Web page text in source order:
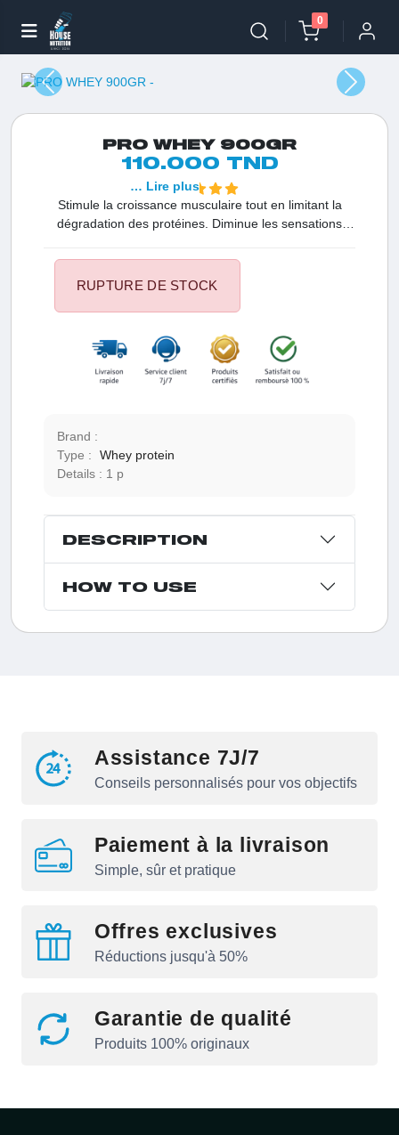
0
PRO WHEY 900GR
110.000 TND
Stimule la croissance musculaire tout en limitant la
dégradation des protéines. Diminue les sensations
physique. Encourage la sécrétion de l'hormone de
croissance (GH). Prévient le surmenage lors de
plus rapide des réserves de glycogène après
l'endurance.
… Lire plus
RUPTURE DE STOCK
Brand :
Type :
Whey protein
Details :
1 p
DESCRIPTION
HOW TO USE
Assistance 7J/7
Conseils personnalisés pour vos objectifs
Paiement à la livraison
Simple, sûr et pratique
Offres exclusives
Réductions jusqu'à 50%
Garantie de qualité
Produits 100% originaux